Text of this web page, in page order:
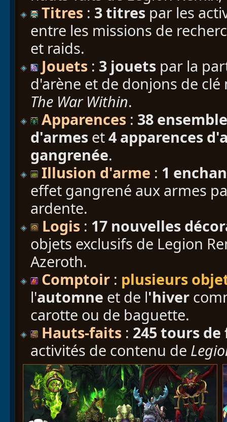
Titres : 3 titres par les
entre les missions de
et raids.
Jouets : 3 jouets par la
d'arène et de donjons de
The War Within.
Apparences : 38
d'armes et4 apparences
gangrenée.
Illusion d'arme : 1
effet gangrené aux armes
ardente.
Logis : 17 nouvelles
objets exclusifs de Legion
Azeroth.
Comptoir : plusieurs
l'automne et de l'hiver
carotte ou de baguette.
Hauts-faits : 245 tours
activités de contenu de